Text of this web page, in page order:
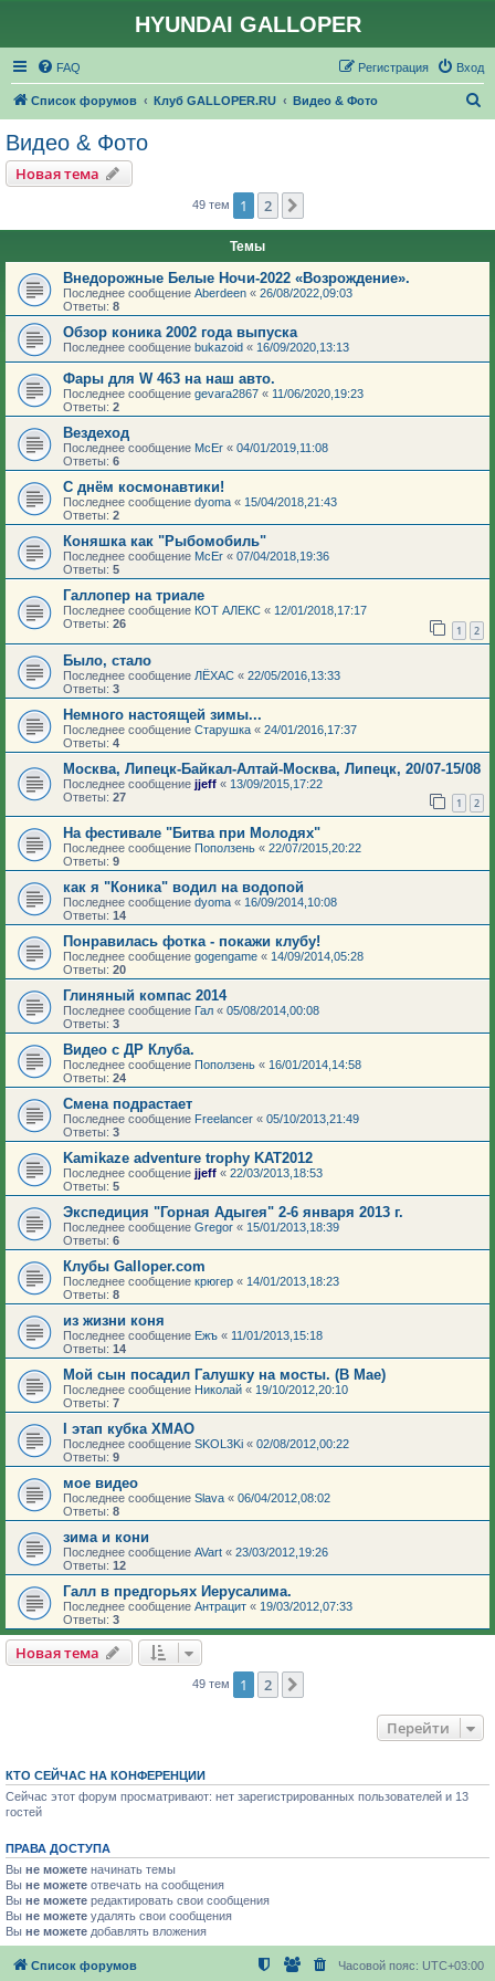
HYUNDAI GALLOPER
FAQ Вход
Регистрация
Список форумов Клуб GALLOPER.RU Видео & Фото
Видео & Фото
Новая тема
49 тем 1 2
Темы
Внедорожные Белые Ночи-2022 «Возрождение».
Последнее сообщение Aberdeen « 26/08/2022,09:03
Ответы: 8
Обзор коника 2002 года выпуска
Последнее сообщение bukazoid « 16/09/2020,13:13
Фары для W 463 на наш авто.
Последнее сообщение gevara2867 « 11/06/2020,19:23
Ответы: 2
Вездеход
Последнее сообщение McEr « 04/01/2019,11:08
Ответы: 6
С днём космонавтики!
Последнее сообщение dyoma « 15/04/2018,21:43
Ответы: 2
Коняшка как "Рыбомобиль"
Последнее сообщение McEr « 07/04/2018,19:36
Ответы: 5
Галлопер на триале
Последнее сообщение КОТ АЛЕКС « 12/01/2018,17:17
Ответы: 26 1 2
Было, стало
Последнее сообщение ЛЁХАС « 22/05/2016,13:33
Ответы: 3
Немного настоящей зимы...
Последнее сообщение Старушка « 24/01/2016,17:37
Ответы: 4
Москва, Липецк-Байкал-Алтай-Москва, Липецк, 20/07-15/08
Последнее сообщение jjeff « 13/09/2015,17:22
Ответы: 27 1 2
На фестивале "Битва при Молодях"
Последнее сообщение Поползень « 22/07/2015,20:22
Ответы: 9
как я "Коника" водил на водопой
Последнее сообщение dyoma « 16/09/2014,10:08
Ответы: 14
Понравилась фотка - покажи клубу!
Последнее сообщение gogengame « 14/09/2014,05:28
Ответы: 20
Глиняный компас 2014
Последнее сообщение Гал « 05/08/2014,00:08
Ответы: 3
Видео с ДР Клуба.
Последнее сообщение Поползень « 16/01/2014,14:58
Ответы: 24
Смена подрастает
Последнее сообщение Freelancer « 05/10/2013,21:49
Ответы: 3
Kamikaze adventure trophy KAT2012
Последнее сообщение jjeff « 22/03/2013,18:53
Ответы: 5
Экспедиция "Горная Адыгея" 2-6 января 2013 г.
Последнее сообщение Gregor « 15/01/2013,18:39
Ответы: 6
Клубы Galloper.com
Последнее сообщение крюгер « 14/01/2013,18:23
Ответы: 8
из жизни коня
Последнее сообщение Ежъ « 11/01/2013,15:18
Ответы: 14
Мой сын посадил Галушку на мосты. (В Мае)
Последнее сообщение Николай « 19/10/2012,20:10
Ответы: 7
I этап кубка ХМАО
Последнее сообщение SKOL3Ki « 02/08/2012,00:22
Ответы: 9
мое видео
Последнее сообщение Slava « 06/04/2012,08:02
Ответы: 8
зима и кони
Последнее сообщение AVart « 23/03/2012,19:26
Ответы: 12
Галл в предгорьях Иерусалима.
Последнее сообщение Антрацит « 19/03/2012,07:33
Ответы: 3
Новая тема
49 тем 1 2
Перейти
КТО СЕЙЧАС НА КОНФЕРЕНЦИИ
Сейчас этот форум просматривают: нет зарегистрированных пользователей и 13
гостей
ПРАВА ДОСТУПА
Вы не можете начинать темы
Вы не можете отвечать на сообщения
Вы не можете редактировать свои сообщения
Вы не можете удалять свои сообщения
Вы не можете добавлять вложения
Список форумов Часовой пояс: UTC+03:00